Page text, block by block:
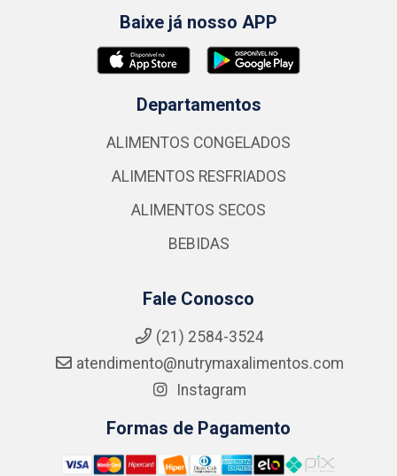
Baixe já nosso APP
Departamentos
ALIMENTOS CONGELADOS
ALIMENTOS RESFRIADOS
ALIMENTOS SECOS
BEBIDAS
Fale Conosco
(21) 2584-3524
atendimento@nutrymaxalimentos.com
Instagram
Formas de Pagamento